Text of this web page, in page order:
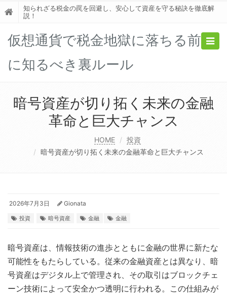
知られざる税金の罠を回避し、安心して資産を守る秘訣を徹底解
説！
仮想通貨で税金地獄に落ちる前
に知るべき裏ルール
暗号資産が切り拓く未来の金融
革命と巨大チャンス
HOME
投資
暗号資産が切り拓く未来の金融革命と巨大チャンス
2026年7月3日 Gionata
投資 暗号資産 金融 金融
暗号資産は、情報技術の進歩とともに金融の世界に新たな
可能性をもたらしている。 従来の金融資産とは異なり、暗
号資産はデジタル上で管理され、その取引はブロックチェ
ーン技術によって安全かつ透明に行われる。この仕組みが